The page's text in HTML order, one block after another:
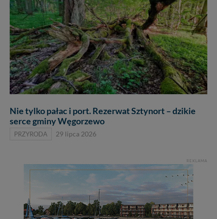
Nie tylko pałac i port. Rezerwat Sztynort – dzikie
serce gminy Węgorzewo
PRZYRODA 29 lipca 2026
REKLAMA